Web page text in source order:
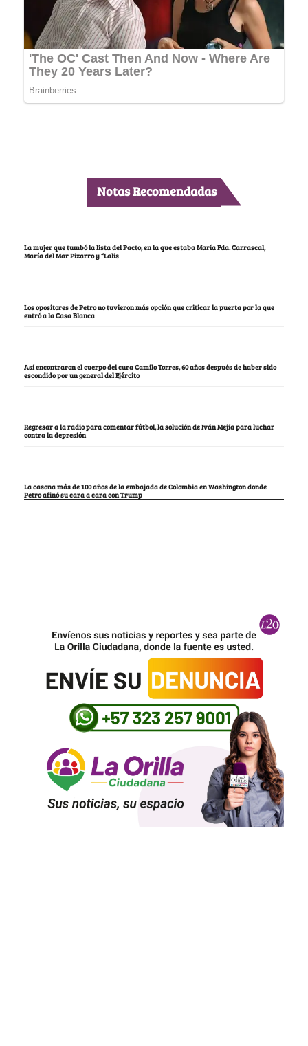
Notas Recomendadas
La mujer que tumbó la lista del Pacto, en la que estaba María Fda. Carrascal,
María del Mar Pizarro y “Lalis
Los opositores de Petro no tuvieron más opción que criticar la puerta por la que
entró a la Casa Blanca
Así encontraron el cuerpo del cura Camilo Torres, 60 años después de haber sido
escondido por un general del Ejército
Regresar a la radio para comentar fútbol, la solución de Iván Mejía para luchar
contra la depresión
La casona más de 100 años de la embajada de Colombia en Washington donde
Petro afinó su cara a cara con Trump